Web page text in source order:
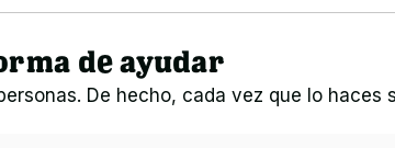
de ayudar
De hecho, cada vez que lo haces